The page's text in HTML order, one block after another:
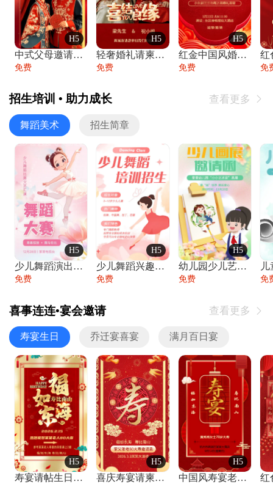
H5
中式父母邀请函婚礼结婚请柬请贴父母邀请方
免费
H5
轻奢婚礼请柬婚礼邀请函结婚照请帖
免费
H5
红金中国风婚礼请柬出阁喜宴嫁女请帖出阁宴
免费 免
招生培训 • 助力成长 查看更多 
舞蹈美术 招生简章
H5
少儿舞蹈演出舞蹈比赛跳舞大赛文艺汇演活动
免费
H5
少儿舞蹈兴趣班艺术培训学校招生宣传
免费
H5
幼儿园少儿艺术展览绘画展摄影作品展美术展
免费 免
喜事连连•宴会邀请 查看更多 
寿宴生日 乔迁宴喜宴 满月百日宴
H5
寿宴请帖生日宴邀请函老人寿星生日快乐祝寿
H5
喜庆寿宴请柬老人生日宴会邀请函请柬过大寿
H5
中国风寿宴老人生日宴会邀请函寿宴请帖请柬